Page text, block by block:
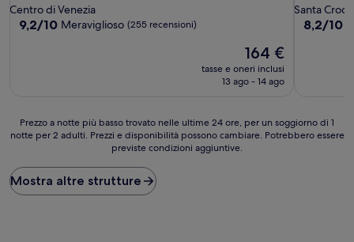
Centro di Venezia
9.2
9,2/10 Meraviglioso (255 recensioni)
Il
prezzo
attuale
164 €
tasse e oneri inclusi
13 ago - 14 ago
Santa Croce
8.2
8,2/10
Prezzo
a
più
basso
trovato
Prezzo a notte più basso trovato nelle ultime 24 ore, per un soggiorno di 1
notte per 2 adulti. Prezzi e disponibilità possono cambiare. Potrebbero essere
previste condizioni aggiuntive.
Mostra altre strutture